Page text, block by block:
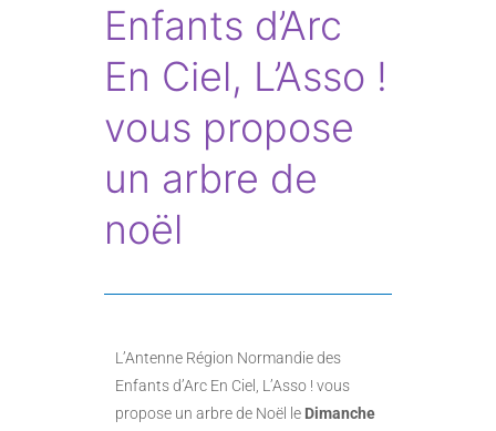
Enfants d’Arc
En Ciel, L’Asso !
vous propose
un arbre de
noël
L’Antenne Région Normandie des
Enfants d’Arc En Ciel, L’Asso ! vous
propose un arbre de Noël le Dimanche